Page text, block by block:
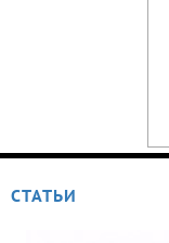
СТАТЬИ